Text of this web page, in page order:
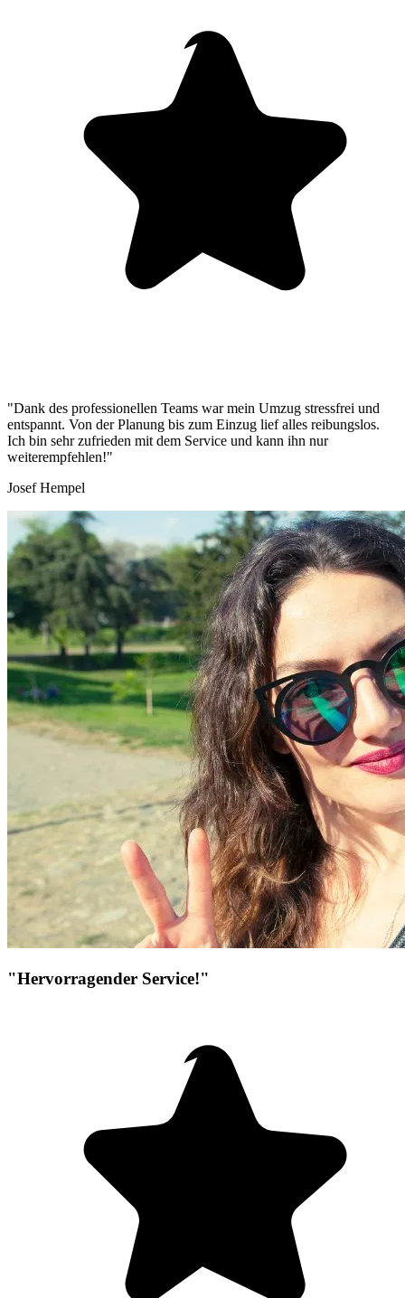
"Dank des professionellen Teams war mein Umzug stressfrei und
entspannt. Von der Planung bis zum Einzug lief alles reibungslos.
Ich bin sehr zufrieden mit dem Service und kann ihn nur
weiterempfehlen!"
Josef Hempel
"Hervorragender Service!"